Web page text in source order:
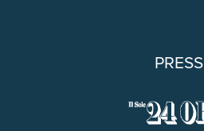
PRESS